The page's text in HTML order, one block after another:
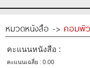
หมวดหนังสือ -> คอมพิ
คะแนนหนังสือ :
คะแนนเฉลี่ย : 0.00